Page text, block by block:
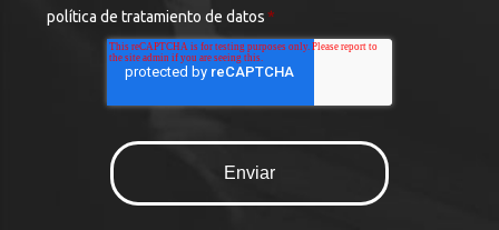
política de tratamiento de datos *